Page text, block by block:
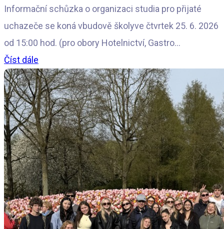
Informační schůzka o organizaci studia pro přijaté
uchazeče se koná vbudově školyve čtvrtek 25. 6. 2026
od 15:00 hod. (pro obory Hotelnictví, Gastro...
Číst dále